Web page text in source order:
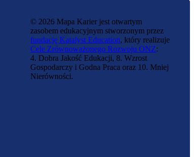
© 2026 Mapa Karier jest otwartym
zasobem edukacyjnym stworzonym przez
fundację Katalyst Education, który realizuje
Cele Zrównoważonego Rozwoju ONZ:
4. Dobra Jakość Edukacji, 8. Wzrost
Gospodarczy i Godna Praca oraz 10. Mniej
Nierówności.